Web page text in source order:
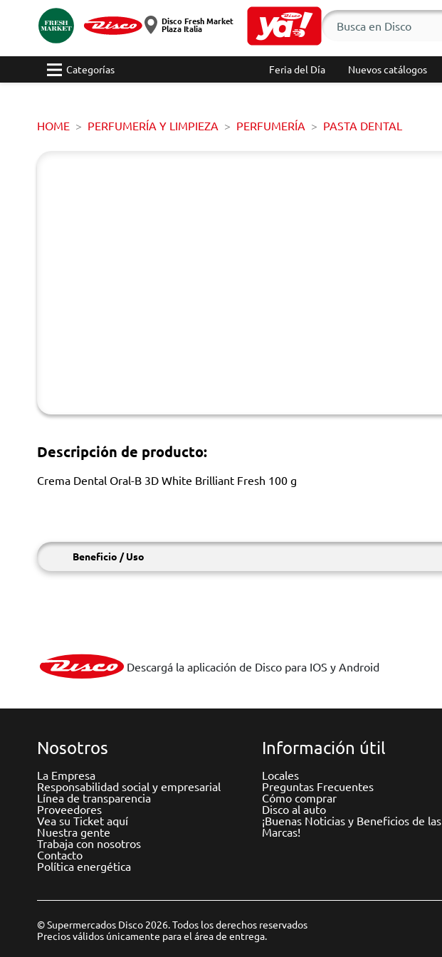
Disco Fresh Market
Plaza Italia
Categorías Feria del Día Nuevos catálogos
HOME PERFUMERÍA Y LIMPIEZA PERFUMERÍA PASTA DENTAL
Descripción de producto:
Crema Dental Oral-B 3D White Brilliant Fresh 100 g
Beneficio / Uso
Descargá la aplicación de Disco para IOS y Android
Nosotros
La Empresa
Responsabilidad social y empresarial
Línea de transparencia
Proveedores
Vea su Ticket aquí
Nuestra gente
Trabaja con nosotros
Contacto
Política energética
Información útil
Locales
Preguntas Frecuentes
Cómo comprar
Disco al auto
¡Buenas Noticias y Beneficios de las
Marcas!
© Supermercados Disco 2026. Todos los derechos reservados
Precios válidos únicamente para el área de entrega.